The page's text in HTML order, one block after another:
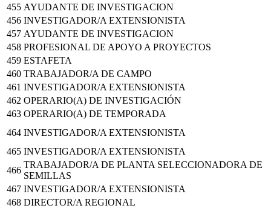
455 AYUDANTE DE INVESTIGACION
456 INVESTIGADOR/A EXTENSIONISTA
457 AYUDANTE DE INVESTIGACION
458 PROFESIONAL DE APOYO A PROYECTOS
459 ESTAFETA
460 TRABAJADOR/A DE CAMPO
461 INVESTIGADOR/A EXTENSIONISTA
462 OPERARIO(A) DE INVESTIGACIÓN
463 OPERARIO(A) DE TEMPORADA
464 INVESTIGADOR/A EXTENSIONISTA
465 INVESTIGADOR/A EXTENSIONISTA
466
TRABAJADOR/A DE PLANTA SELECCIONADORA DE
SEMILLAS
467 INVESTIGADOR/A EXTENSIONISTA
468 DIRECTOR/A REGIONAL